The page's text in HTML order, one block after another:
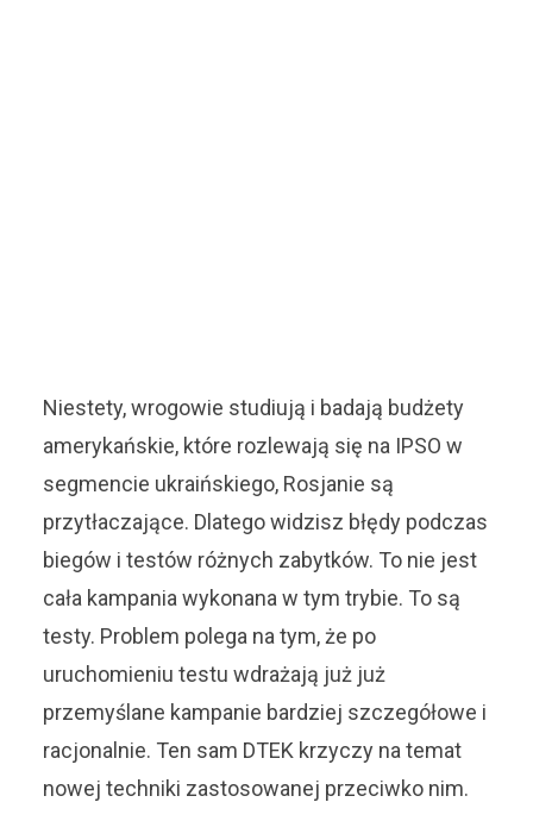
Niestety, wrogowie studiują i badają budżety
amerykańskie, które rozlewają się na IPSO w
segmencie ukraińskiego, Rosjanie są
przytłaczające. Dlatego widzisz błędy podczas
biegów i testów różnych zabytków. To nie jest
cała kampania wykonana w tym trybie. To są
testy. Problem polega na tym, że po
uruchomieniu testu wdrażają już już
przemyślane kampanie bardziej szczegółowe i
racjonalnie. Ten sam DTEK krzyczy na temat
nowej techniki zastosowanej przeciwko nim.